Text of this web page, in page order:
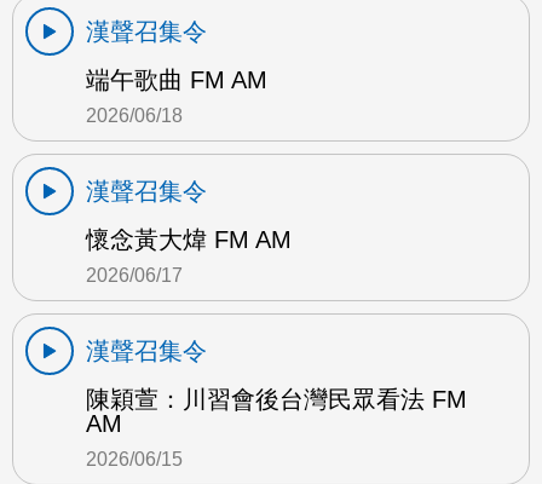
漢聲召集令
端午歌曲 FM AM
2026/06/18
漢聲召集令
懷念黃大煒 FM AM
2026/06/17
漢聲召集令
陳穎萱：川習會後台灣民眾看法 FM
AM
2026/06/15